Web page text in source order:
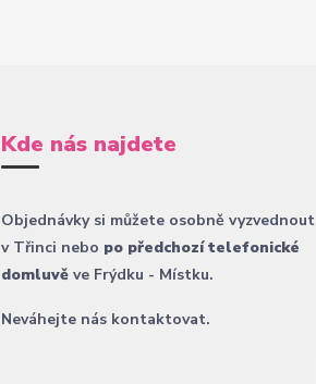
Kde nás najdete
Objednávky si můžete osobně vyzvednout
v Třinci nebo po předchozí telefonické
domluvě ve Frýdku - Místku.
Neváhejte nás kontaktovat.